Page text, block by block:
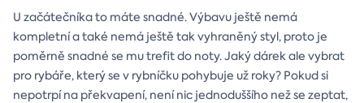
U začátečníka to máte snadné. Výbavu ještě nemá
kompletní a také nemá ještě tak vyhraněný styl, proto je
poměrně snadné se mu trefit do noty. Jaký dárek ale vybrat
pro rybáře, který se v rybníčku pohybuje už roky? Pokud si
nepotrpí na překvapení, není nic jednoduššího než se zeptat,